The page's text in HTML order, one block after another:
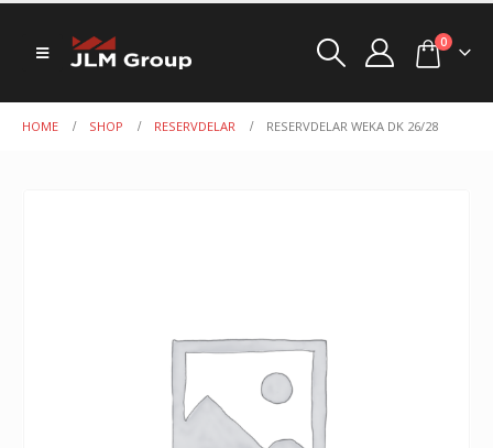
0
HOME SHOP RESERVDELAR RESERVDELAR WEKA DK 26/28